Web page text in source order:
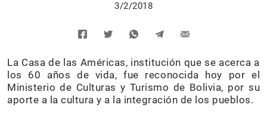
3/2/2018
La Casa de las Américas, institución que se acerca a
los 60 años de vida, fue reconocida hoy por el
Ministerio de Culturas y Turismo de Bolivia, por su
aporte a la cultura y a la integración de los pueblos.